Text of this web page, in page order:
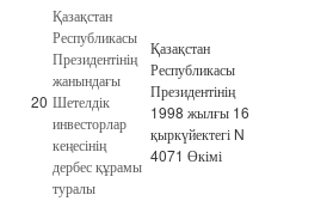
20
Қазақстан
Республикасы
Президентінің
жанындағы
Шетелдік
инвесторлар
кеңесінің
дербес құрамы
туралы
Қазақстан
Республикасы
Президентінің
1998 жылғы 16
қыркүйектегі N
4071 Өкімі